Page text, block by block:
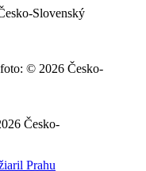
Slovenský
© 2026 Česko-
Česko-